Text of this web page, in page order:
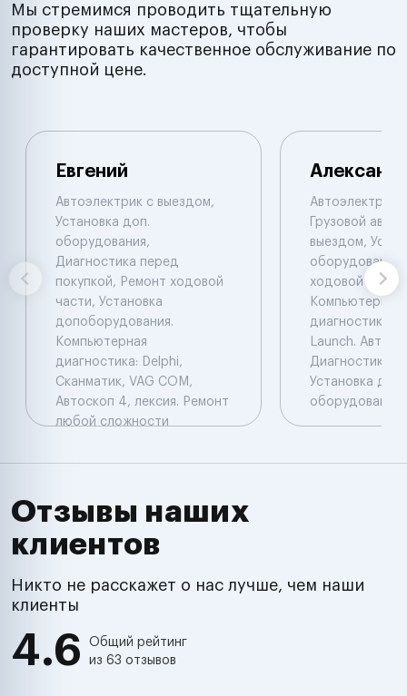
Мы стремимся проводить тщательную
проверку наших мастеров, чтобы
гарантировать качественное обслуживание по
доступной цене.
Евгений
Автоэлектрик с выездом,
Установка доп.
оборудования,
Диагностика перед
покупкой, Ремонт ходовой
части, Установка
допоборудования.
Компьютерная
диагностика: Delphi,
Сканматик, VAG COM,
Автоскоп 4, лексия. Ремонт
любой сложности
Автоэлектрик
Грузовой
выездом,
ходовой части.
Компьютерная
диагностика:
Launch.
Диагностика.
Установка доп
оборудования.
Отзывы наших
клиентов
Никто не расскажет о нас лучше, чем наши
клиенты
4.6
Общий рейтинг
из 63 отзывов